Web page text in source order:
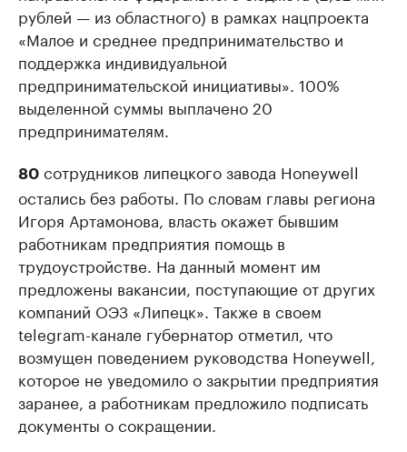
рублей — из областного) в рамках нацпроекта
«Малое и среднее предпринимательство и
поддержка индивидуальной
предпринимательской инициативы». 100%
выделенной суммы выплачено 20
предпринимателям.
80 сотрудников липецкого завода Honeywell
остались без работы. По словам главы региона
Игоря Артамонова, власть окажет бывшим
работникам предприятия помощь в
трудоустройстве. На данный момент им
предложены вакансии, поступающие от других
компаний ОЭЗ «Липецк». Также в своем
telegram-канале губернатор отметил, что
возмущен поведением руководства Honeywell,
которое не уведомило о закрытии предприятия
заранее, а работникам предложило подписать
документы о сокращении.